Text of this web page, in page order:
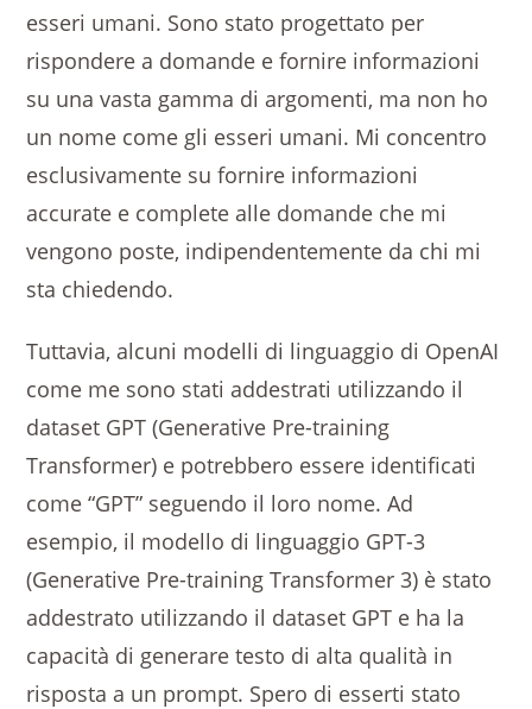
esseri umani. Sono stato progettato per
rispondere a domande e fornire informazioni
su una vasta gamma di argomenti, ma non ho
un nome come gli esseri umani. Mi concentro
esclusivamente su fornire informazioni
accurate e complete alle domande che mi
vengono poste, indipendentemente da chi mi
sta chiedendo.
Tuttavia, alcuni modelli di linguaggio di OpenAI
come me sono stati addestrati utilizzando il
dataset GPT (Generative Pre-training
Transformer) e potrebbero essere identificati
come “GPT” seguendo il loro nome. Ad
esempio, il modello di linguaggio GPT-3
(Generative Pre-training Transformer 3) è stato
addestrato utilizzando il dataset GPT e ha la
capacità di generare testo di alta qualità in
risposta a un prompt. Spero di esserti stato